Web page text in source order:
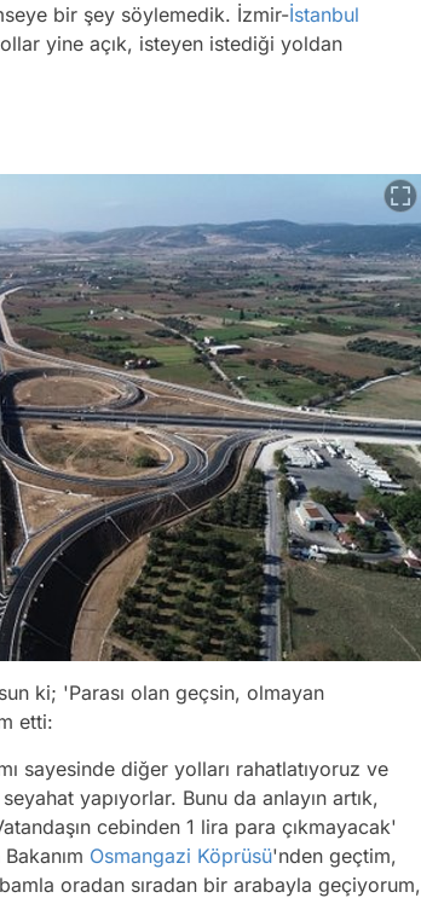
bir şey söylemedik. İzmir-İstanbul
yine açık, isteyen istediği yoldan
ki; 'Parası olan geçsin, olmayan
etti:
sayesinde diğer yolları rahatlatıyoruz ve
yapıyorlar. Bunu da anlayın artık,
cebinden 1 lira para çıkmayacak'
Osmangazi Köprüsü'nden geçtim,
oradan sıradan bir arabayla geçiyorum,